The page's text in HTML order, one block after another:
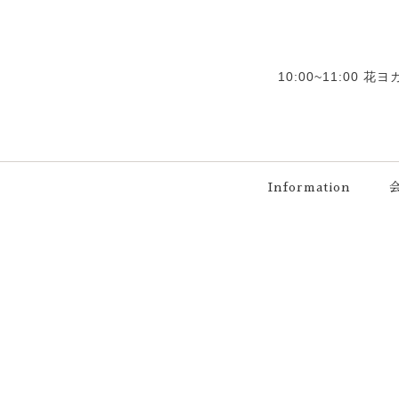
10:00~11:00 花ヨ
Information